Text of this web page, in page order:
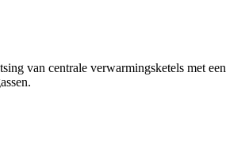
van centrale verwarmingsketels met